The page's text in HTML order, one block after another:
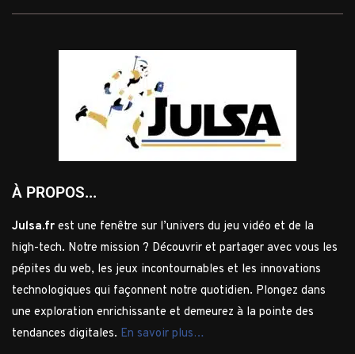
À PROPOS...
Julsa.fr est une fenêtre sur l’univers du jeu vidéo et de la
high-tech. Notre mission ? Découvrir et partager avec vous les
pépites du web, les jeux incontournables et les innovations
technologiques qui façonnent notre quotidien. Plongez dans
une exploration enrichissante et demeurez à la pointe des
tendances digitales. En savoir plus…